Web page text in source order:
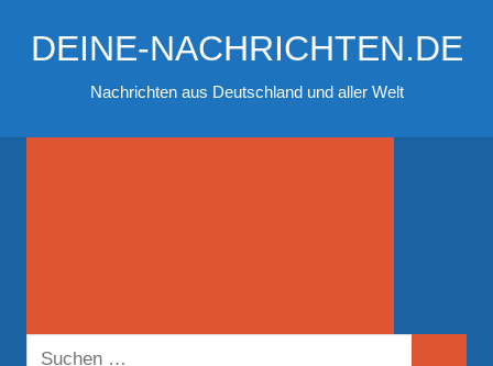
InhaltDEINE-NACHRICHTEN.DE
Nachrichten aus Deutschland und aller Welt
Suchen